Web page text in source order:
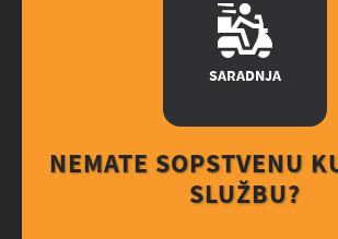
SARADNJA
NEMATE SOPSTVENU
SLUŽBU?